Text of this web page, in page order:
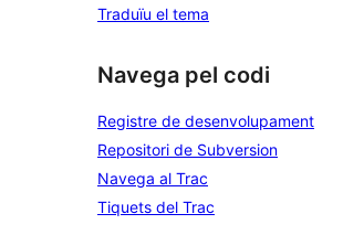
Traduïu el tema
Navega pel codi
Registre de desenvolupament
Repositori de Subversion
Navega al Trac
Tiquets del Trac